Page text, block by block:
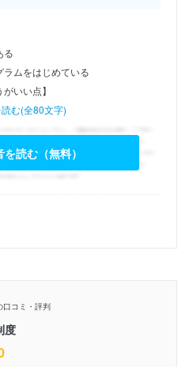
る
ムをはじめている
いい点】
む(全80文字)
読む（無料）
口コミ・評判
度